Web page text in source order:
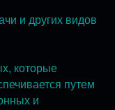
и других видов
которые
путем
и